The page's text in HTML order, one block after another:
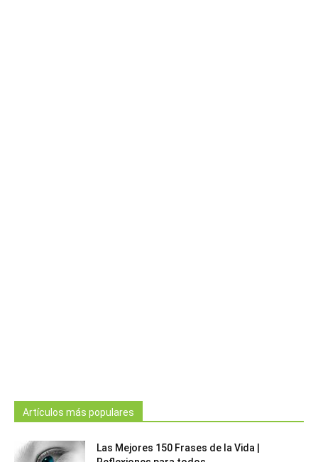
Artículos más populares
Las Mejores 150 Frases de la Vida |